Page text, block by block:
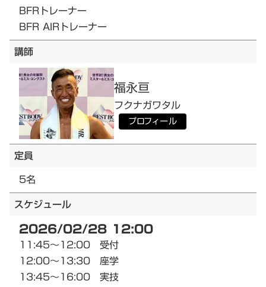
BFRトレーナー
BFR AIRトレーナー
講師
福永亘
フクナガワタル
プロフィール
定員
5名
スケジュール
2026/02/28 12:00
11:45～12:00 受付
12:00～13:30 座学
13:45～16:00 実技